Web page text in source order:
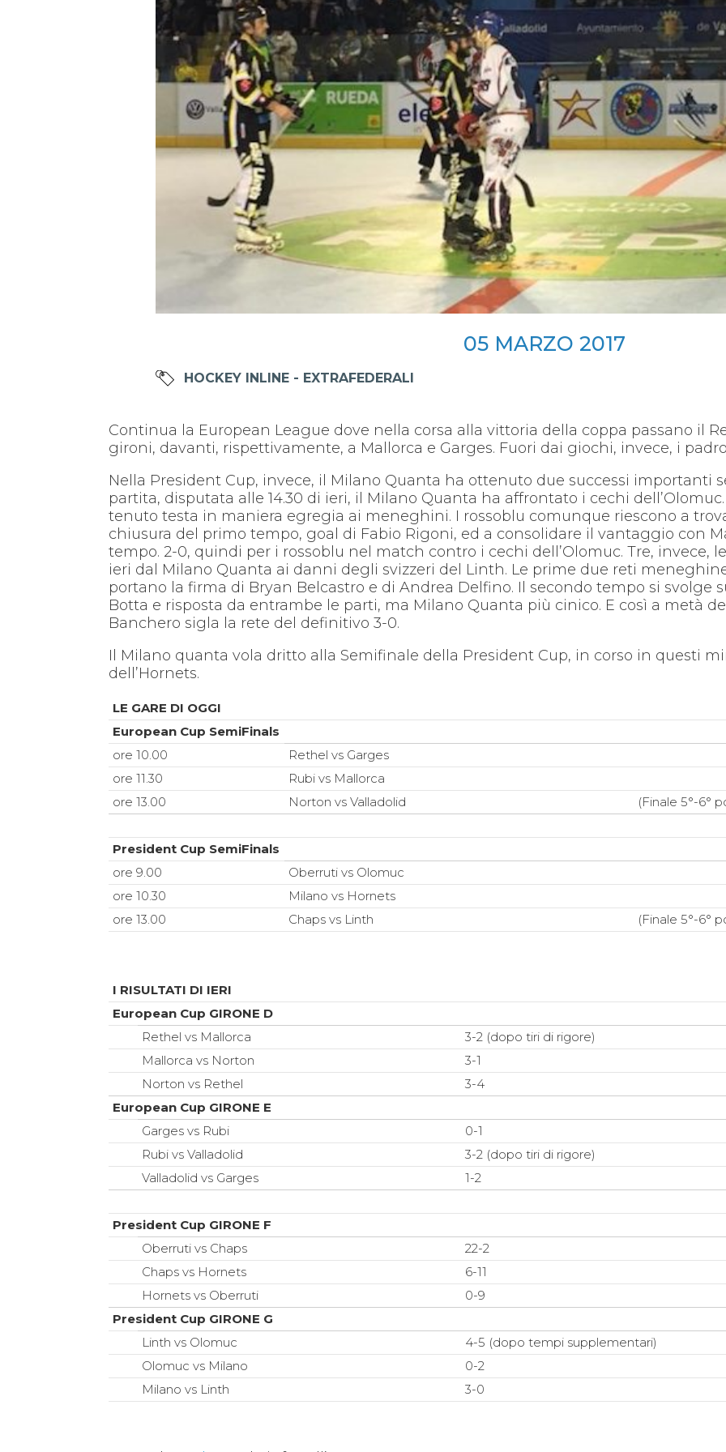
05 MARZO 2017
HOCKEY INLINE - EXTRAFEDERALI
Continua la European League dove nella corsa alla vittoria della coppa passano il
gironi, davanti, rispettivamente, a Mallorca e Garges. Fuori dai giochi, invece, i
Nella President Cup, invece, il Milano Quanta ha ottenuto due successi importanti
partita, disputata alle 14.30 di ieri, il Milano Quanta ha affrontato i cechi
tenuto testa in maniera egregia ai meneghini. I rossoblu comunque riescono a
chiusura del primo tempo, goal di Fabio Rigoni, ed a consolidare il vantaggio con
tempo. 2-0, quindi per i rossoblu nel match contro i cechi dell’Olomuc. Tre, invece,
ieri dal Milano Quanta ai danni degli svizzeri del Linth. Le prime due reti
portano la firma di Bryan Belcastro e di Andrea Delfino. Il secondo tempo si svolge
Botta e risposta da entrambe le parti, ma Milano Quanta più cinico. E così a metà
Banchero sigla la rete del definitivo 3-0.
Il Milano quanta vola dritto alla Semifinale della President Cup, in corso in questi
dell’Hornets.
LE GARE DI OGGI
European Cup SemiFinals
ore 10.00
Rethel vs Garges
ore 11.30
Rubi vs Mallorca
ore 13.00
Norton vs Valladolid (Finale 5°-6°
President Cup SemiFinals
ore 9.00
Oberruti vs Olomuc
ore 10.30
Milano vs Hornets
ore 13.00
Chaps vs Linth (Finale 5°-6°
I RISULTATI DI IERI
European Cup GIRONE D
Rethel vs Mallorca
3-2 (dopo tiri di rigore)
Mallorca vs Norton
3-1
Norton vs Rethel
3-4
European Cup GIRONE E
Garges vs Rubi
0-1
Rubi vs Valladolid
3-2 (dopo tiri di rigore)
Valladolid vs Garges
1-2
President Cup GIRONE F
Oberruti vs Chaps
22-2
Chaps vs Hornets
6-11
Hornets vs Oberruti
0-9
President Cup GIRONE G
Linth vs Olomuc
4-5 (dopo tempi supplementari)
Olomuc vs Milano
0-2
Milano vs Linth
3-0
SKATE4ALL
Mappa del sito Calendario Ricerca Impianti Feed Photogallery